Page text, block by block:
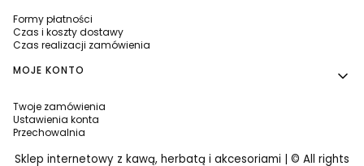
Formy płatności
Czas i koszty dostawy
Czas realizacji zamówienia
MOJE KONTO
Twoje zamówienia
Ustawienia konta
Przechowalnia
Sklep internetowy z kawą, herbatą i akcesoriami | © All rights